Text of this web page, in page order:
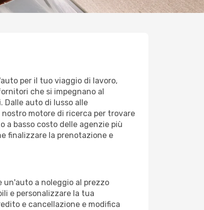
per il tuo viaggio di lavoro,
che si impegnano al
auto di lusso alle
motore di ricerca per trovare
basso costo delle agenzie più
finalizzare la prenotazione e
un'auto a noleggio al prezzo
e personalizzare la tua
e cancellazione e modifica